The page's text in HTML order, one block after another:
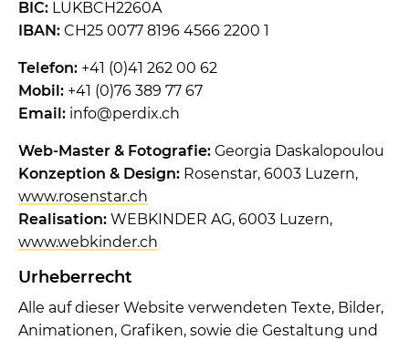
BIC: LUKBCH2260A
IBAN: CH25 0077 8196 4566 2200 1
Telefon: +41 (0)41 262 00 62
Mobil: +41 (0)76 389 77 67
Email: info@perdix.ch
Web-Master & Fotografie: Georgia Daskalopoulou
Konzeption & Design: Rosenstar, 6003 Luzern,
www.rosenstar.ch
Realisation: WEBKINDER AG, 6003 Luzern,
www.webkinder.ch
Urheberrecht
Alle auf dieser Website verwendeten Texte, Bilder,
Animationen, Grafiken, sowie die Gestaltung und